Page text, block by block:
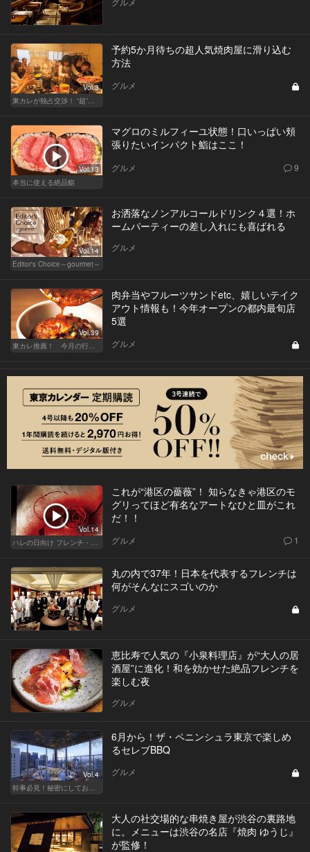
Vol.3
東カレが独占交渉！ “超”予約困難店の席をリザーブ！
予約5か月待ちの超人気焼肉屋に滑り込む
方法
グルメ
Vol.13
本当に使える絶品鮨
マグロのミルフィーユ状態！口いっぱい頬
張りたいインパクト鮨はここ！
グルメ 9
Vol.14
Editor's Choice～gourmet～
お洒落なノンアルコールドリンク４選！ホ
ームパーティーの差し入れにも喜ばれる
グルメ
Vol.39
東カレ推薦！ 今月の行くべき店
肉弁当やフルーツサンドetc、嬉しいテイク
アウト情報も！今年オープンの都内最旬店
5選
グルメ
Vol.14
ハレの日向け フレンチ・高級店
これが“港区の薔薇”！ 知らなきゃ港区のモ
グリってほど有名なアートなひと皿がこれ
だ！！
グルメ 1
丸の内で37年！日本を代表するフレンチは
何がそんなにスゴいのか
グルメ
恵比寿で人気の『小泉料理店』が“大人の居
酒屋”に進化！和を効かせた絶品フレンチを
楽しむ夜
グルメ
Vol.4
幹事必見！秘密にしておきたい都内BBQ
6月から！ザ・ペニンシュラ東京で楽しめ
るセレブBBQ
グルメ
大人の社交場的な串焼き屋が渋谷の裏路地
に。メニューは渋谷の名店『焼肉 ゆうじ』
が監修！